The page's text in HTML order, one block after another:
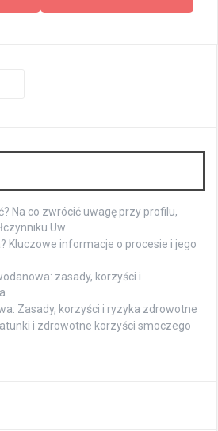
Na co zwrócić uwagę przy profilu,
Uw
Kluczowe informacje o procesie i jego
zasady, korzyści i
Zasady, korzyści i ryzyka zdrowotne
i zdrowotne korzyści smoczego